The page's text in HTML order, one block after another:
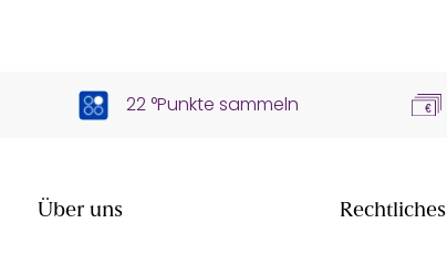
22 °Punkte sammeln
Über uns Rechtliches